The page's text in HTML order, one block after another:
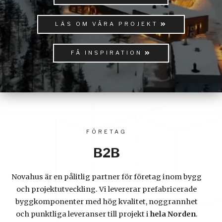
LÄS OM VÅRA PROJEKT
FÅ INSPIRATION
FÖRETAG
B2B
Novahus är en pålitlig partner för företag inom bygg
och projektutveckling. Vi levererar prefabricerade
byggkomponenter med hög kvalitet, noggrannhet
och punktliga leveranser till projekt i hela Norden.